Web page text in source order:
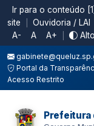
Ir para o conteúdo [1]
site
Ouvidoria / LAI
A-
A A+
Portal da
Acesso Restrito
Prefeitura